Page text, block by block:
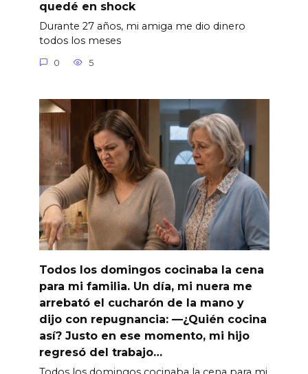
quedé en shock
Durante 27 años, mi amiga me dio dinero
todos los meses
0 5
Todos los domingos cocinaba la cena
para mi familia. Un día, mi nuera me
arrebató el cucharón de la mano y
dijo con repugnancia: —¿Quién cocina
así? Justo en ese momento, mi hijo
regresó del trabajo…